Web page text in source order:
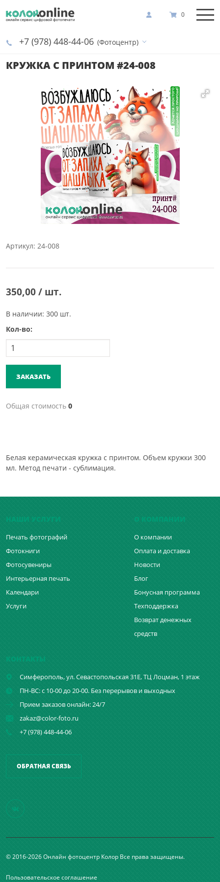
+7 (978) 448-44-06 (Фотоцентр)
0
КРУЖКА С ПРИНТОМ #24-008
Артикул: 24-008
350,00 / шт.
В наличии: 300 шт.
Кол-во:
ЗАКАЗАТЬ
Общая стоимость 0
Белая керамическая кружка с принтом. Объем кружки 300
мл. Метод печати - сублимация.
Печать фотографий
Фотокниги
Фотосувениры
Интерьерная печать
Календари
Услуги
О компании
Оплата и доставка
Новости
Блог
Бонусная программа
Техподдержка
Возврат денежных
средств
Симферополь,ул. Севастопольская 31Е, ТЦ Лоцман, 1 этаж
ПН-ВС: с 10-00 до 20-00. Без перерывов и выходных
Прием заказов онлайн: 24/7
zakaz@color-foto.ru
+7 (978) 448-44-06
ОБРАТНАЯ СВЯЗЬ
© 2016-2026 Онлайн фотоцентр Колор Все права защищены.
Пользовательское соглашение